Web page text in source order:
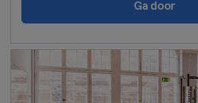
Ga door